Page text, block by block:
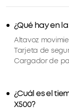
¿Qué hay en
Altavoz
Tarjeta de
Cargador de
¿Cuál es el
X500?